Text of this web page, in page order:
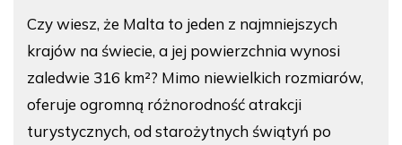
Czy wiesz, że Malta to jeden z najmniejszych
krajów na świecie, a jej powierzchnia wynosi
zaledwie 316 km²? Mimo niewielkich rozmiarów,
oferuje ogromną różnorodność atrakcji
turystycznych, od starożytnych świątyń po